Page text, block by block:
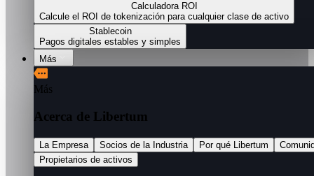
Calculadora ROI
Calcule el ROI de tokenización para cualquier clase de activo
Stablecoin
Pagos digitales estables y simples
Más
Más
Acerca de Libertum
La Empresa Socios de la Industria Por qué Libertum
Propietarios de activos